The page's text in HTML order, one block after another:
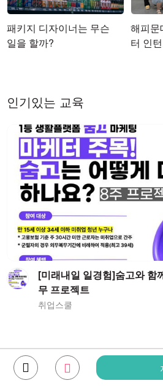
패키지 디자이너는 무슨
일을 할까?
해피문
터 인
인기있는 교육
[미래내일 일경험]숨고와 함
무 프로젝트
취업스쿨